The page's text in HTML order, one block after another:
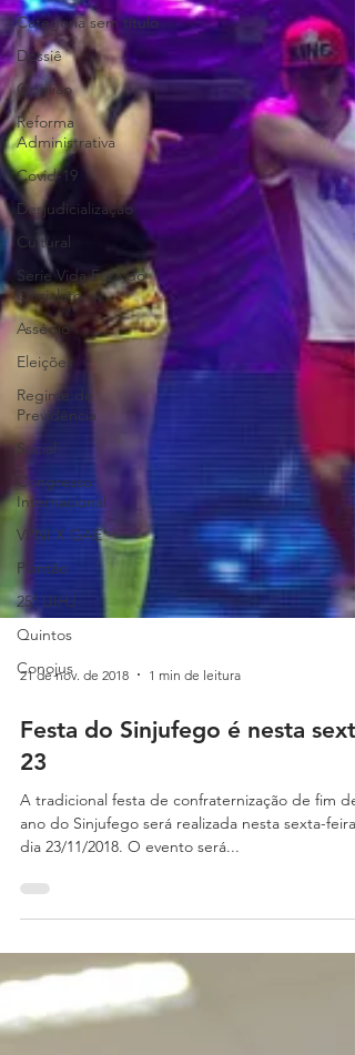
Categoria sem título
Dossiê
Opinião
Reforma
Administrativa
Covid-19
Desjudicialização
Cultural
Serie Vida Fora do
Oficialato
Assédio
Eleições
Regime de
Previdência
Social
Congresso
Internacional
VPNI X GAE
Plantão
25º UIHJ
Quintos
Conojus
21 de nov. de 2018 1 min de leitura
Festa do Sinjufego é nesta
23
A tradicional festa de confraternização de fim de
dia 23/11/2018. O evento será...